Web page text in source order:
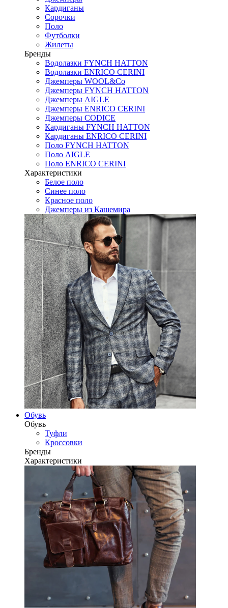
Кардиганы
Сорочки
Поло
Футболки
Жилеты
Бренды
Водолазки FYNCH HATTON
Водолазки ENRICO CERINI
Джемперы WOOL&Co
Джемперы FYNCH HATTON
Джемперы AIGLE
Джемперы ENRICO CERINI
Джемперы CODICE
Кардиганы FYNCH HATTON
Кардиганы ENRICO CERINI
Поло FYNCH HATTON
Поло AIGLE
Поло ENRICO CERINI
Характеристики
Белое поло
Синее поло
Красное поло
Джемперы из Кашемира
Обувь
Обувь
Туфли
Кроссовки
Бренды
Характеристики